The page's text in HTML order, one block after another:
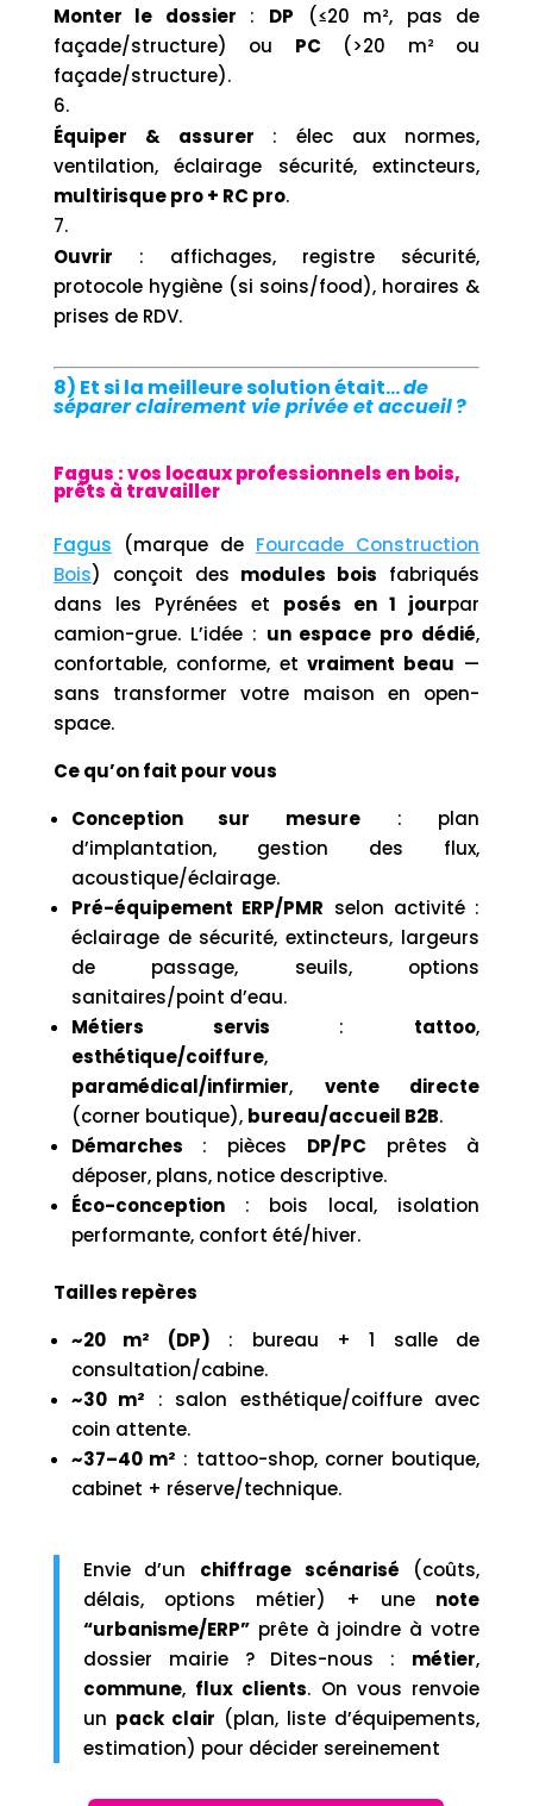
Monter le dossier : DP (≤20 m², pas de
façade/structure) ou PC (>20 m² ou
façade/structure).
Équiper & assurer : élec aux normes,
ventilation, éclairage sécurité, extincteurs,
multirisque pro + RC pro.
Ouvrir : affichages, registre sécurité,
protocole hygiène (si soins/food), horaires &
prises de RDV.
8) Et si la meilleure solution était…de
séparer clairement vie privée et accueil?
Fagus : vos locaux professionnels en bois,
prêts à travailler
Fagus (marque de Fourcade Construction
Bois) conçoit des modules bois fabriqués
dans les Pyrénées et posés en 1 jourpar
camion-grue. L’idée : un espace pro dédié,
confortable, conforme, etvraiment beau —
sans transformer votre maison en open-
space.
Ce qu’on fait pour vous
Conception sur mesure : plan
d’implantation, gestion des flux,
acoustique/éclairage.
Pré-équipement ERP/PMR selon activité :
éclairage de sécurité, extincteurs, largeurs
de passage, seuils, options
sanitaires/point d’eau.
Métiers servis : tattoo,
esthétique/coiffure,
paramédical/infirmier, vente directe
(corner boutique), bureau/accueil B2B.
Démarches : pièces DP/PC prêtes à
déposer, plans, notice descriptive.
Éco-conception: bois local, isolation
performante, confort été/hiver.
Tailles repères
~20 m² (DP) : bureau + 1 salle de
consultation/cabine.
~30 m² : salon esthétique/coiffure avec
coin attente.
~37–40 m² : tattoo-shop, corner boutique,
cabinet + réserve/technique.
Envie d’un chiffrage scénarisé (coûts,
délais, options métier) + une note
“urbanisme/ERP”prête à joindre à votre
dossier mairie ? Dites-nous : métier,
commune, flux clients. On vous renvoie
un pack clair (plan, liste d’équipements,
estimation) pour décider sereinement